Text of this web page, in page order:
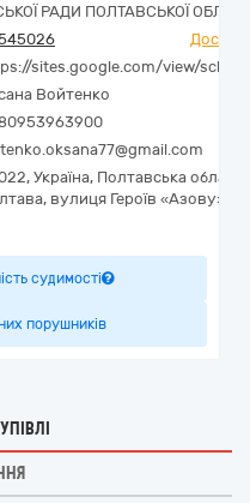
РАДИ ПОЛТАВСЬКОЇ
Досьє
sites.google.com/view/
Войтенко
Україна, Полтавська
вулиця Героїв «Азову», 25
судимості
порушників